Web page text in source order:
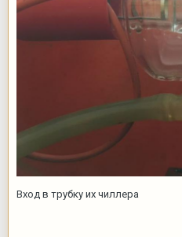
Вход в трубку их чиллера